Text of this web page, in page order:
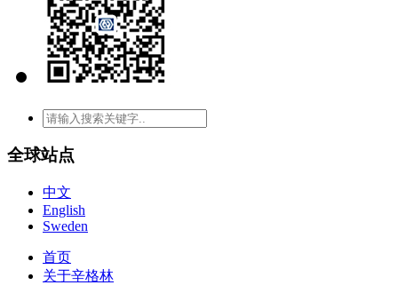
全球站点
中文
English
Sweden
首页
关于辛格林